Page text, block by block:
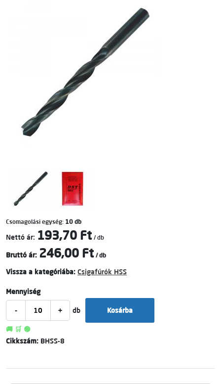
Csomagolási egység: 10 db
Nettó ár: 193,70 Ft / db
Bruttó ár: 246,00 Ft / db
Vissza a kategóriába: Csigafúrók HSS
Mennyiség
- + db Kosárba
🚚 🛒 🟢
Cikkszám: BHSS-8